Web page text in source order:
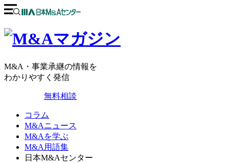
M&A・事業承継の情報を
わかりやすく発信
無料相談
コラム
M&Aニュース
M&Aを学ぶ
M&A用語集
日本M&Aセンター